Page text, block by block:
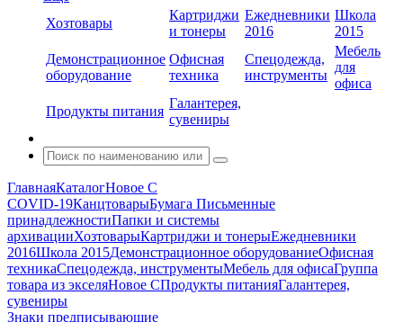
Хозтовары
Картриджи
и тонеры
Ежедневники
2016
Школа
2015
Демонстрационное
оборудование
Офисная
техника
Спецодежда,
инструменты
Мебель
для
офиса
Продукты питания
Галантерея,
сувениры
ГлавнаяКаталогНовое С
COVID-19КанцтоварыБумага Письменные
принадлежностиПапки и системы
архивацииХозтоварыКартриджи и тонерыЕжедневники
2016Школа 2015Демонстрационное оборудованиеОфисная
техникаСпецодежда, инструментыМебель для офисаГруппа
товара из экселяНовое СПродукты питанияГалантерея,
сувениры
Знаки предписывающие